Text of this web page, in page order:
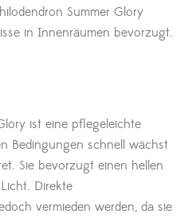
Summer Glory
in Innenräumen bevorzugt.
ist eine pflegeleichte
Bedingungen schnell wächst
Sie bevorzugt einen hellen
Direkte
vermieden werden, da sie